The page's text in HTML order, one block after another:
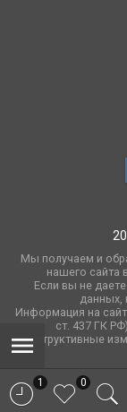
Мы получаем и
нашего сайта
Если вы не
данных,
Информация на
cт. 437 ГК
конструктивные
1 0